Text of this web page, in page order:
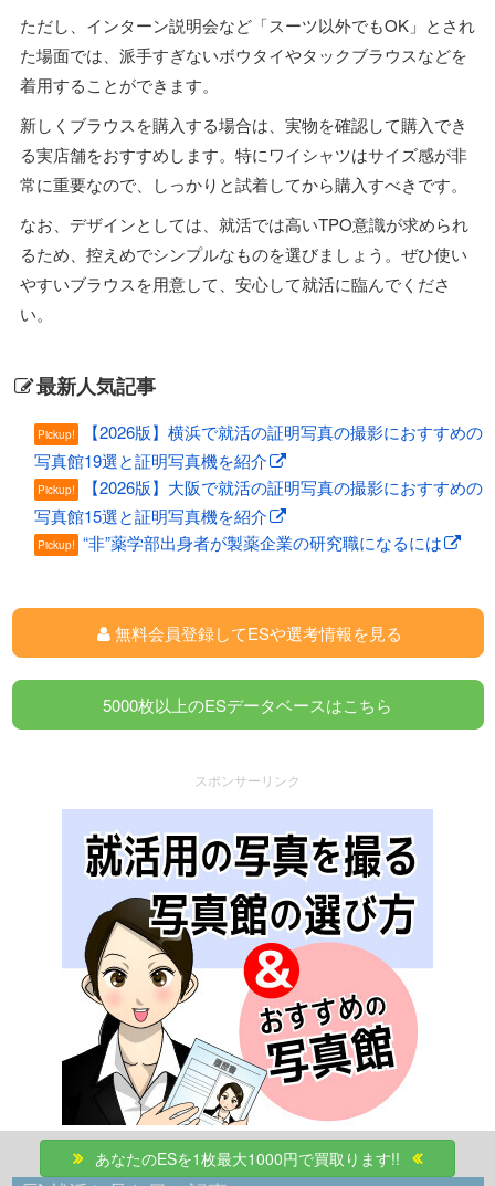
ただし、インターン説明会など「スーツ以外でもOK」とされ
た場面では、派手すぎないボウタイやタックブラウスなどを
着用することができます。
新しくブラウスを購入する場合は、実物を確認して購入でき
る実店舗をおすすめします。特にワイシャツはサイズ感が非
常に重要なので、しっかりと試着してから購入すべきです。
なお、デザインとしては、就活では高いTPO意識が求められ
るため、控えめでシンプルなものを選びましょう。ぜひ使い
やすいブラウスを用意して、安心して就活に臨んでくださ
い。
最新人気記事
Pickup!
【2026版】横浜で就活の証明写真の撮影におすすめの
写真館19選と証明写真機を紹介
Pickup!
【2026版】大阪で就活の証明写真の撮影におすすめの
写真館15選と証明写真機を紹介
Pickup! “非”薬学部出身者が製薬企業の研究職になるには
無料会員登録してESや選考情報を見る
5000枚以上のESデータベースはこちら
スポンサーリンク
あなたのESを1枚最大1000円で買取ります!!